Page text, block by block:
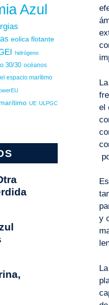
Azul
eolica flotante
hidrógeno
30/30 océanos
espacio marítimo
UE ULPGC
el
y